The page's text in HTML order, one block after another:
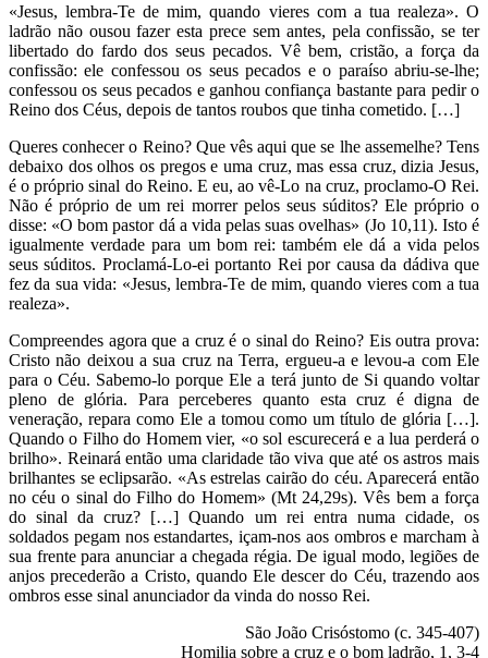
«Jesus, lembra-Te de mim, quando vieres com a tua realeza». O
ladrão não ousou fazer esta prece sem antes, pela confissão, se ter
libertado do fardo dos seus pecados. Vê bem, cristão, a força da
confissão: ele confessou os seus pecados e o paraíso abriu-se-lhe;
confessou os seus pecados e ganhou confiança bastante para pedir o
Reino dos Céus, depois de tantos roubos que tinha cometido. […]
Queres conhecer o Reino? Que vês aqui que se lhe assemelhe? Tens
debaixo dos olhos os pregos e uma cruz, mas essa cruz, dizia Jesus,
é o próprio sinal do Reino. E eu, ao vê-Lo na cruz, proclamo-O Rei.
Não é próprio de um rei morrer pelos seus súditos? Ele próprio o
disse: «O bom pastor dá a vida pelas suas ovelhas» (Jo 10,11). Isto é
igualmente verdade para um bom rei: também ele dá a vida pelos
seus súditos. Proclamá-Lo-ei portanto Rei por causa da dádiva que
fez da sua vida: «Jesus, lembra-Te de mim, quando vieres com a tua
realeza».
Compreendes agora que a cruz é o sinal do Reino? Eis outra prova:
Cristo não deixou a sua cruz na Terra, ergueu-a e levou-a com Ele
para o Céu. Sabemo-lo porque Ele a terá junto de Si quando voltar
pleno de glória. Para perceberes quanto esta cruz é digna de
veneração, repara como Ele a tomou como um título de glória […].
Quando o Filho do Homem vier, «o sol escurecerá e a lua perderá o
brilho». Reinará então uma claridade tão viva que até os astros mais
brilhantes se eclipsarão. «As estrelas cairão do céu. Aparecerá então
no céu o sinal do Filho do Homem» (Mt 24,29s). Vês bem a força
do sinal da cruz? […] Quando um rei entra numa cidade, os
soldados pegam nos estandartes, içam-nos aos ombros e marcham à
sua frente para anunciar a chegada régia. De igual modo, legiões de
anjos precederão a Cristo, quando Ele descer do Céu, trazendo aos
ombros esse sinal anunciador da vinda do nosso Rei.
São João Crisóstomo (c. 345-407)
Homilia sobre a cruz e o bom ladrão, 1, 3-4